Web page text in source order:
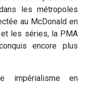
les métropoles
au McDonald en
les séries, la PMA
encore plus
impérialisme en